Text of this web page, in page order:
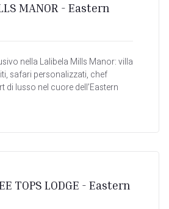
MANOR - Eastern
nella Lalibela Mills Manor: villa
safari personalizzati, chef
lusso nel cuore dell’Eastern
TOPS LODGE - Eastern